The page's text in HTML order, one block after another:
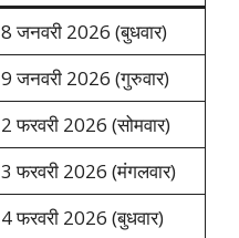
8 जनवरी 2026 (बुधवार)
9 जनवरी 2026 (गुरुवार)
2 फरवरी 2026 (सोमवार)
3 फरवरी 2026 (मंगलवार)
4 फरवरी 2026 (बुधवार)